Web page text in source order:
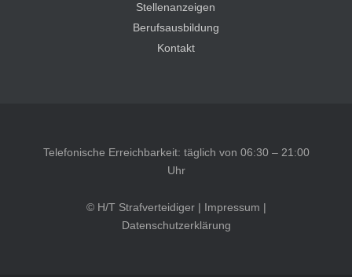
Stellenanzeigen
Berufsausbildung
Kontakt
Telefonische Erreichbarkeit: täglich von 06:30 – 21:00
Uhr
© H/T Strafverteidiger | Impressum |
Datenschutzerklärung